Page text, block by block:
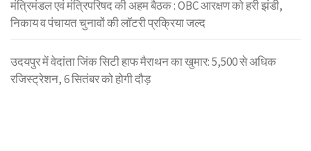
मंत्रिमंडल एवं मंत्रिपरिषद की अहम बैठक : OBC आरक्षण को हरी झंडी,
निकाय व पंचायत चुनावों की लॉटरी प्रक्रिया जल्द
उदयपुर में वेदांता जिंक सिटी हाफ मैराथन का खुमार: 5,500 से अधिक
रजिस्ट्रेशन, 6 सितंबर को होगी दौड़